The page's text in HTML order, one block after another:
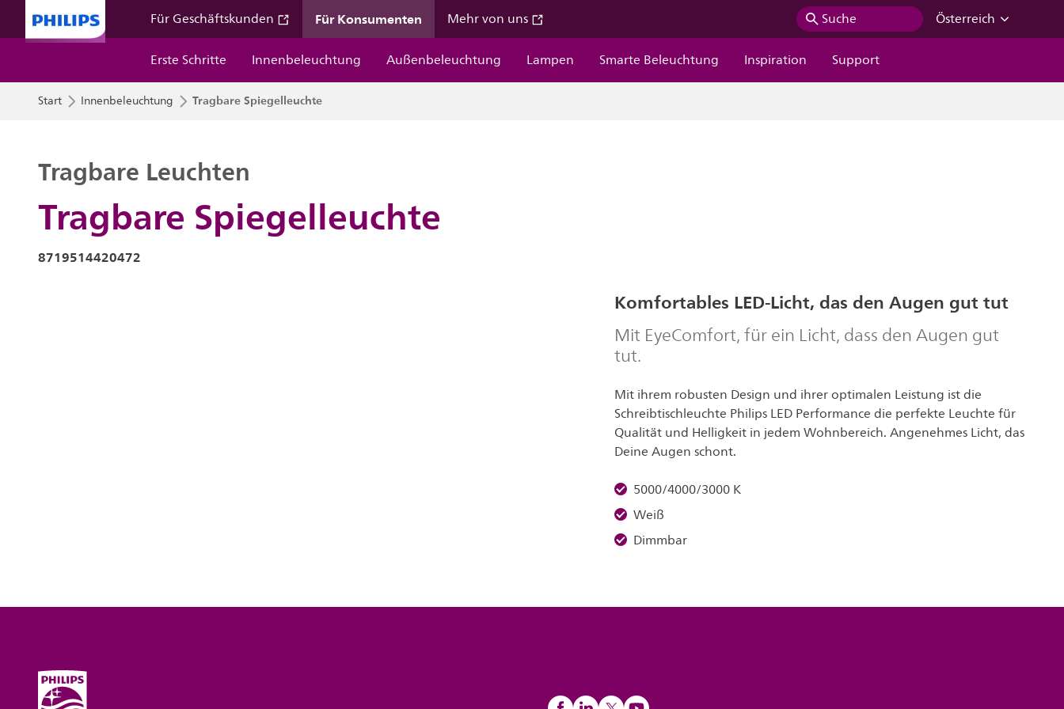
Für Geschäftskunden Für Konsumenten Mehr von uns Suche
Österreich
Erste Schritte
Innenbeleuchtung Außenbeleuchtung Lampen Smarte Beleuchtung Inspiration Support
Start Innenbeleuchtung Tragbare Spiegelleuchte
Tragbare Spiegelleuchte
Tragbare Leuchten
8719514420472
Komfortables LED-Licht, das den Augen gut tut
Mit EyeComfort, für ein Licht, dass den Augen gut
tut.
Mit ihrem robusten Design und ihrer optimalen Leistung ist die
Schreibtischleuchte Philips LED Performance die perfekte Leuchte für
Qualität und Helligkeit in jedem Wohnbereich. Angenehmes Licht, das
Deine Augen schont.
5000/4000/3000 K
Weiß
Dimmbar